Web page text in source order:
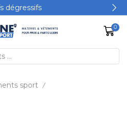
dégressifs
0
sport /